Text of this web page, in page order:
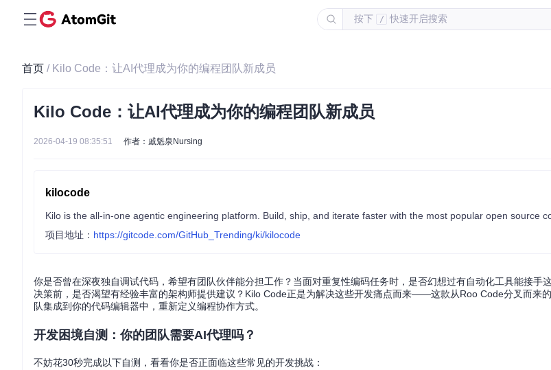
按下 / 快速开启搜索
首页 / Kilo Code：让AI代理成为你的编程团队新成员
Kilo Code：让AI代理成为你的编程团队新成员
2026-04-19 08:35:51 作者：戚魁泉Nursing
kilocode
Kilo is the all-in-one agentic engineering platform. Build, ship, and iterate faster with the most popular open source
项目地址： https://gitcode.com/GitHub_Trending/ki/kilocode
你是否曾在深夜独自调试代码，希望有团队伙伴能分担工作？当面对重复性编码任务时，是否幻想过有自动化工具能接手
决策前，是否渴望有经验丰富的架构师提供建议？Kilo Code正是为解决这些开发痛点而来——这款从Roo Code分叉而来
队集成到你的代码编辑器中，重新定义编程协作方式。
开发困境自测：你的团队需要AI代理吗？
不妨花30秒完成以下自测，看看你是否正面临这些常见的开发挑战：